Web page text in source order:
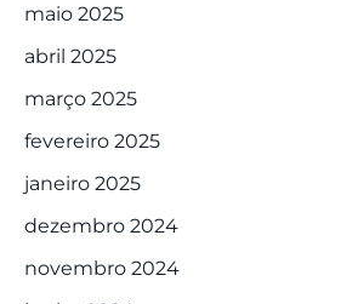
maio 2025
abril 2025
março 2025
fevereiro 2025
janeiro 2025
dezembro 2024
novembro 2024